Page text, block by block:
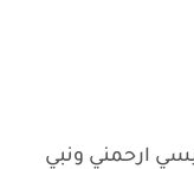
ارحمني ونبي